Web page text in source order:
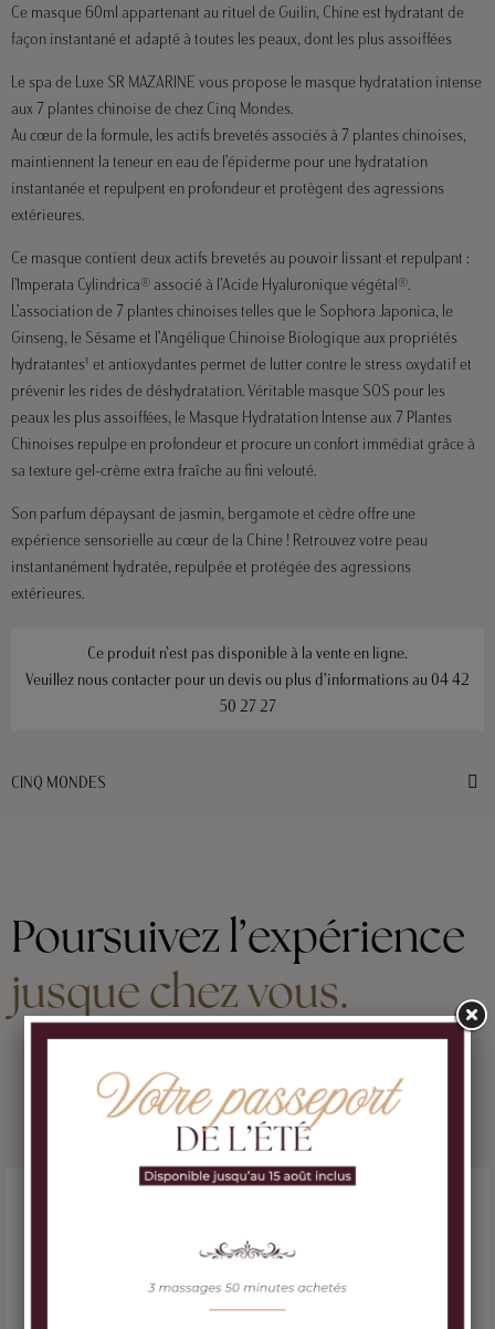
Ce masque 60ml appartenant au rituel de Guilin, Chine est hydratant de
façon instantané et adapté à toutes les peaux, dont les plus assoiffées
Le spa de Luxe SR MAZARINE vous propose le masque hydratation intense
aux 7 plantes chinoise de chez Cinq Mondes.
Au cœur de la formule, les actifs brevetés associés à 7 plantes chinoises,
maintiennent la teneur en eau de l’épiderme pour une hydratation
instantanée et repulpent en profondeur et protègent des agressions
extérieures.
Ce masque contient deux actifs brevetés au pouvoir lissant et repulpant :
l’Imperata Cylindrica® associé à l’Acide Hyaluronique végétal®.
L’association de 7 plantes chinoises telles que le Sophora Japonica, le
Ginseng, le Sésame et l’Angélique Chinoise Biologique aux propriétés
hydratantes¹ et antioxydantes permet de lutter contre le stress oxydatif et
prévenir les rides de déshydratation. Véritable masque SOS pour les
peaux les plus assoiffées, le Masque Hydratation Intense aux 7 Plantes
Chinoises repulpe en profondeur et procure un confort immédiat grâce à
sa texture gel-crème extra fraîche au fini velouté.
Son parfum dépaysant de jasmin, bergamote et cèdre offre une
expérience sensorielle au cœur de la Chine ! Retrouvez votre peau
instantanément hydratée, repulpée et protégée des agressions
extérieures.
Ce produit n’est pas disponible à la vente en ligne.
Veuillez nous contacter pour un devis ou plus d’informations au 04 42
50 27 27
CINQ MONDES
Poursuivez l’expérience
jusque chez vous.